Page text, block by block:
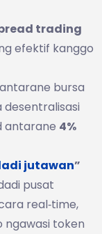
trading
efektif kanggo
bursa
desentralisasi
antarane 4%
jutawan”
pusat
real‑time,
ngawasi token